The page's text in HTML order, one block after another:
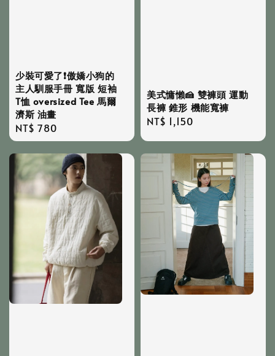
少裝可愛了❗️傲嬌小狗的
主人馴服手冊 寬版 短袖
T恤 oversized Tee 馬爾
濟斯 油畫
Regular
price
NT$ 780
美式慵懶🍰 雙褲頭 運動
長褲 錐形 機能寬褲
Regular
NT$ 1,150